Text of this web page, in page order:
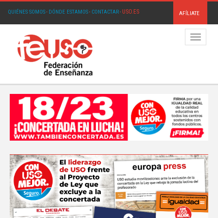
QUIÉNES SOMOS· DÓNDE ESTAMOS· CONTACTAR· USO.ES AFÍLIATE
Menú